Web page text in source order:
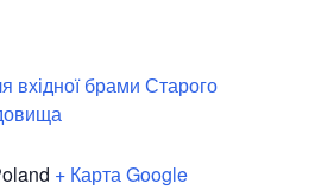
вхідної брами Старого
+ Карта Google